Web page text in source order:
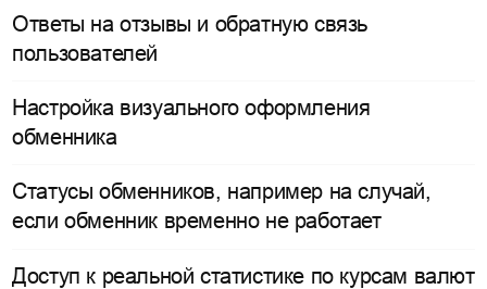
Ответы на отзывы и обратную связь
пользователей
Настройка визуального оформления
обменника
Статусы обменников, например на случай,
если обменник временно не работает
Доступ к реальной статистике по курсам валют